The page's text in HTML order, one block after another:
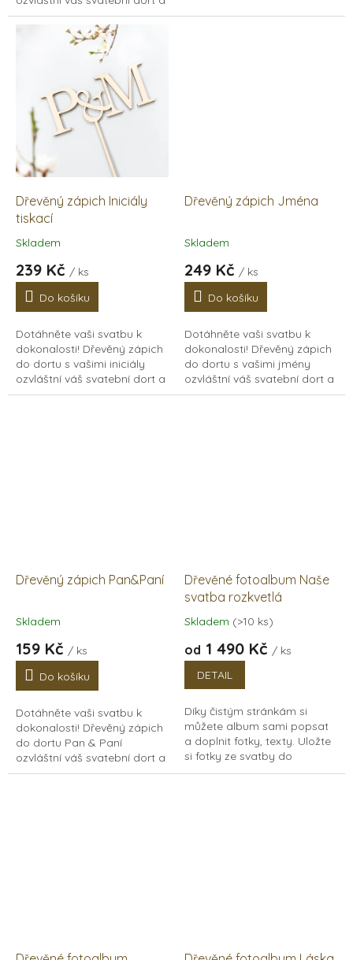
bude skvěle vypadat na
svatebních fotkách.
Originální maličkost...
svatebních fotkách.
Dřevěný zápich Iniciály
tiskací
Průměrné
produktu
5,0
5
hvězdiček.
Skladem
239 Kč / ks
Do košíku
Dotáhněte vaši svatbu k
dokonalosti! Dřevěný zápich
do dortu s vašimi iniciály
ozvláštní váš svatební dort a
bude skvěle vypadat na
Dřevěný zápich Jména
Průměrné
produktu
5,0
5
hvězdiček.
Skladem
249 Kč / ks
Do košíku
Dotáhněte vaši svatbu k
dokonalosti! Dřevěný zápich
do dortu s vašimi jmény
ozvláštní váš svatební dort a
bude skvěle vypadat na
Dřevěný zápich Pan&Paní
Průměrné
produktu
5,0
5
hvězdiček.
Skladem
159 Kč / ks
Do košíku
Dotáhněte vaši svatbu k
dokonalosti! Dřevěný zápich
do dortu Pan & Paní
ozvláštní váš svatební dort a
bude skvěle vypadat na
Dřevěné fotoalbum Naše
svatba rozkvetlá
Průměrné
produktu
5,0
5
hvězdiček.
Skladem (>10 ks)
od 1 490 Kč / ks
DETAIL
Díky čistým stránkám si
můžete album sami popsat
a doplnit fotky, texty. Uložte
si fotky ze svatby do
výjimečného alba s naší